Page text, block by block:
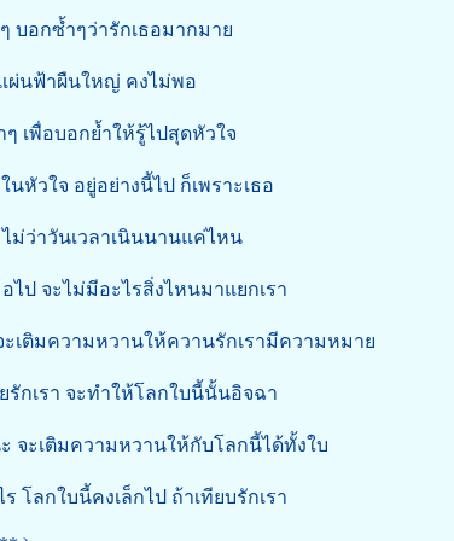
บอกซ้ำๆว่ารักเธอมากมาย
ผ่นฟ้าผืนใหญ่ คงไม่พอ
ๆ เพื่อบอกย้ำให้รู้ไปสุดหัวใจ
นหัวใจ อยู่อย่างนี้ไป ก็เพราะเธอ
ว่าวันเวลาเนินนานแค่ไหน
จะไม่มีอะไรสิ่งไหนมาแยกเรา
ความหวานให้ควานรักเรามีความหมาย
รา จะทำให้โลกใบนี้นั้นอิจฉา
ติมความหวานให้กับโลกนี้ได้ทั้งใบ
กใบนี้คงเล็กไป ถ้าเทียบรักเรา